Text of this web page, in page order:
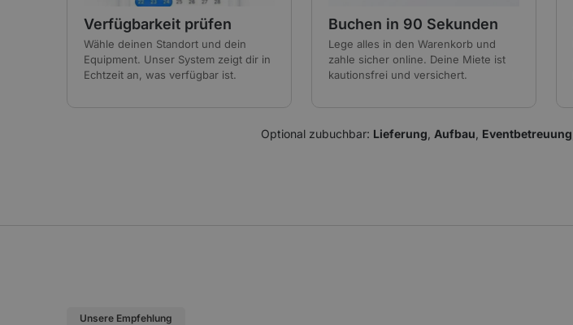
Verfügbarkeit prüfen
Wähle deinen Standort und dein
Equipment. Unser System zeigt dir in
Echtzeit an, was verfügbar ist.
Buchen in 90 Sekunden
Lege alles in den Warenkorb und
zahle sicher online. Deine Miete ist
kautionsfrei und versichert.
Optional zubuchbar: Lieferung Aufbau Eventbetreuung
Unsere Empfehlung